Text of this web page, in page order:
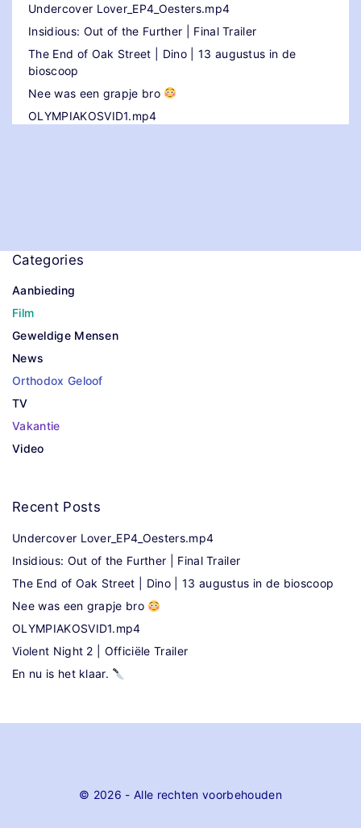
Undercover Lover_EP4_Oesters.mp4
Insidious: Out of the Further | Final Trailer
The End of Oak Street | Dino | 13 augustus in de
bioscoop
Nee was een grapje bro
OLYMPIAKOSVID1.mp4
Categories
Aanbieding
Film
Geweldige Mensen
News
Orthodox Geloof
TV
Vakantie
Video
Recent Posts
Undercover Lover_EP4_Oesters.mp4
Insidious: Out of the Further | Final Trailer
The End of Oak Street | Dino | 13 augustus in de bioscoop
Nee was een grapje bro
OLYMPIAKOSVID1.mp4
Violent Night 2 | Officiële Trailer
En nu is het klaar.
© 2026 - Alle rechten voorbehouden